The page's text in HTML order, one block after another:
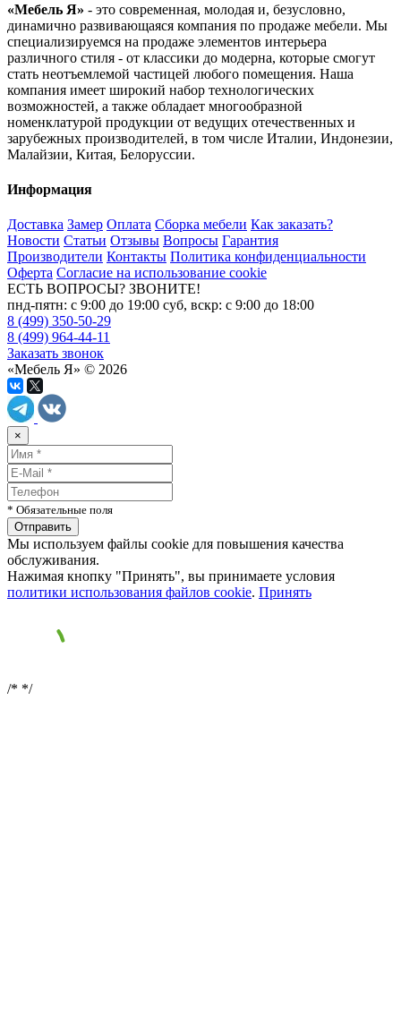
«Мебель Я» - это современная, молодая и, безусловно,
динамично развивающаяся компания по продаже мебели. Мы
специализируемся на продаже элементов интерьера
различного стиля - от классики до модерна, которые смогут
стать неотъемлемой частицей любого помещения. Наша
компания имеет широкий набор технологических
возможностей, а также обладает многообразной
номенклатурой продукции от ведущих отечественных и
зарубежных производителей, в том числе Италии, Индонезии,
Малайзии, Китая, Белоруссии.
Информация
Доставка Замер Оплата Сборка мебели Как заказать?
Новости Статьи Отзывы Вопросы Гарантия
Производители Контакты Политика конфиденциальности
Оферта Согласие на использование cookie
ЕСТЬ ВОПРОСЫ? ЗВОНИТЕ!
пнд-пятн: с 9:00 до 19:00 суб, вскр: с 9:00 до 18:00
8 (499) 350-50-29
8 (499) 964-44-11
Заказать звонок
«Мебель Я» © 2026
×
* Обязательные поля
Мы используем файлы cookie для повышения качества
обслуживания.
Нажимая кнопку "Принять", вы принимаете условия
политики использования файлов cookie. Принять
/* */